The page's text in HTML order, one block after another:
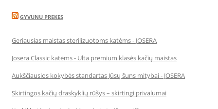
GYVUNU PREKES
Geriausias maistas sterilizuotoms katėms - JOSERA
Josera Classic katėms - Ulta premium klasės kačių maistas
Aukščiausios kokybės standartas Jūsų šuns mitybai - JOSERA
Skirtingos kačių draskyklių rūšys – skirtingi privalumai